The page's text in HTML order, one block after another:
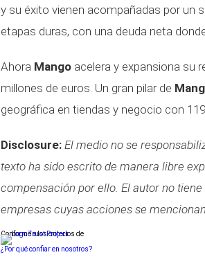
y su éxito vienen acompañadas por un
etapas duras, con una deuda neta
Ahora Mango acelera y expansiona su
millones de euros. Un gran pilar de
geográfica en tiendas y negocio con
Disclosure: El medio no se
texto ha sido escrito de manera libre
compensación por ello. El autor no
empresas cuyas acciones se
Conforme a los criterios de
¿Por qué confiar en nosotros?